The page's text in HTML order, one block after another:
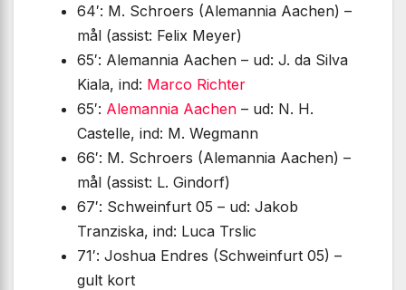
64′: M. Schroers (Alemannia Aachen) –
mål (assist: Felix Meyer)
65′: Alemannia Aachen – ud: J. da Silva
Kiala, ind: Marco Richter
65′: Alemannia Aachen – ud: N. H.
Castelle, ind: M. Wegmann
66′: M. Schroers (Alemannia Aachen) –
mål (assist: L. Gindorf)
67′: Schweinfurt 05 – ud: Jakob
Tranziska, ind: Luca Trslic
71′: Joshua Endres (Schweinfurt 05) –
gult kort